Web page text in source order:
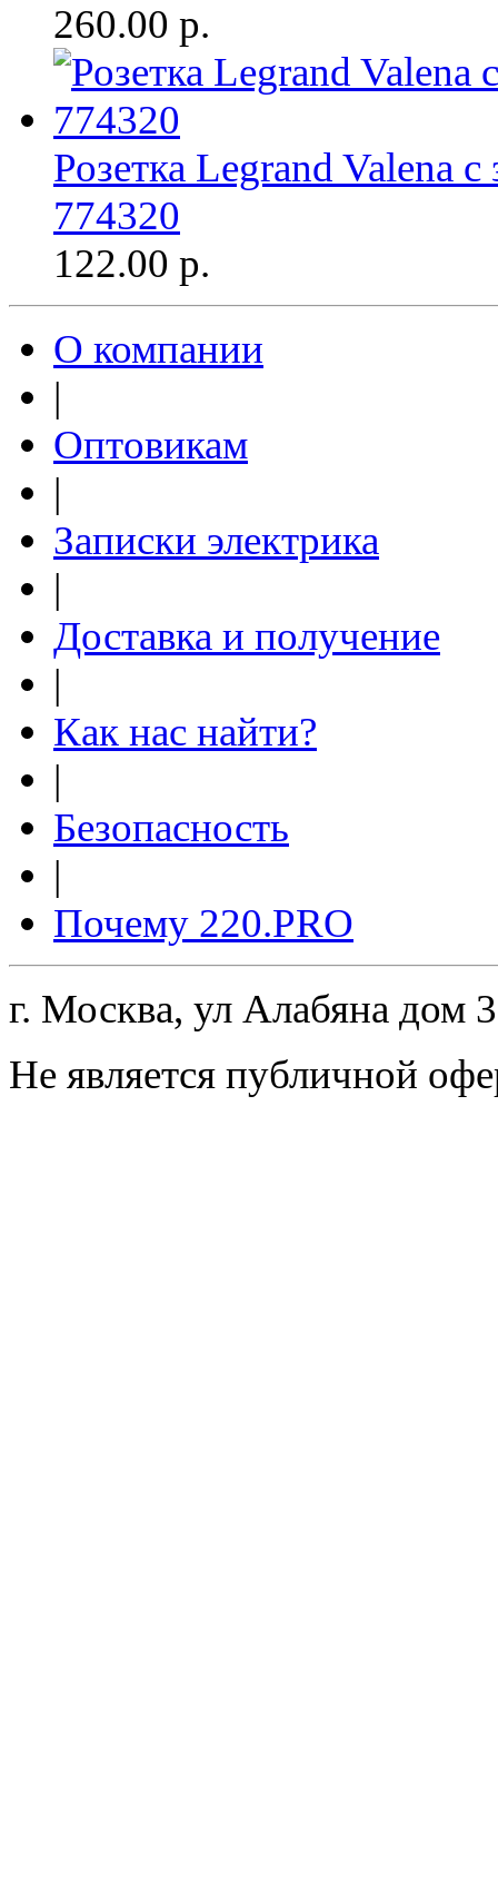
260.00 р.
Розетка Legrand Valena
774320
122.00 р.
О компании
|
Оптовикам
|
Записки электрика
|
Доставка и получение
|
Как нас найти?
|
Безопасность
|
Почему 220.PRO
г. Москва, ул Алабяна дом
Не является публичной